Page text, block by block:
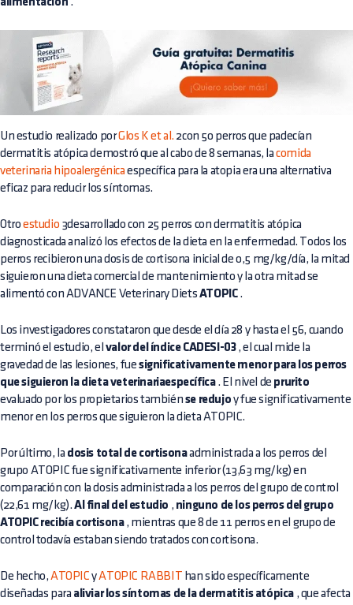
Un estudio realizado porGlos K et al. 2con 50 perros que padecían
dermatitis atópica demostró que al cabo de 8 semanas, lacomida
veterinaria hipoalergénica específica para la atopia era una alternativa
eficaz para reducir los síntomas.
Otroestudio 3desarrollado con 25 perros con dermatitis atópica
diagnosticada analizó los efectos de la dieta en la enfermedad. Todos los
perros recibieron una dosis de cortisona inicial de 0,5 mg/kg/día, la mitad
siguieron una dieta comercial de mantenimiento y la otra mitad se
alimentó con ADVANCE Veterinary Diets ATOPIC.
Los investigadores constataron que desde el día 28 y hasta el 56, cuando
terminó el estudio, el valor del índice CADESI-03, el cual mide la
gravedad de las lesiones, fuesignificativamente menor para los perros
que siguieron la dieta veterinariaespecífica. El nivel de prurito
evaluado por los propietarios también se redujo y fue significativamente
menor en los perros que siguieron la dieta ATOPIC.
Por último, la dosis total de cortisonaadministrada a los perros del
grupo ATOPIC fue significativamente inferior (13,63 mg/kg) en
comparación con la dosis administrada a los perros del grupo de control
(22,61 mg/kg). Al final del estudio , ninguno de los perros del grupo
ATOPIC recibía cortisona, mientras que 8 de 11 perros en el grupo de
control todavía estaban siendo tratados con cortisona.
De hecho, ATOPIC y ATOPIC RABBIT han sido específicamente
diseñadas para aliviar los síntomas de la dermatitis atópica , que afecta